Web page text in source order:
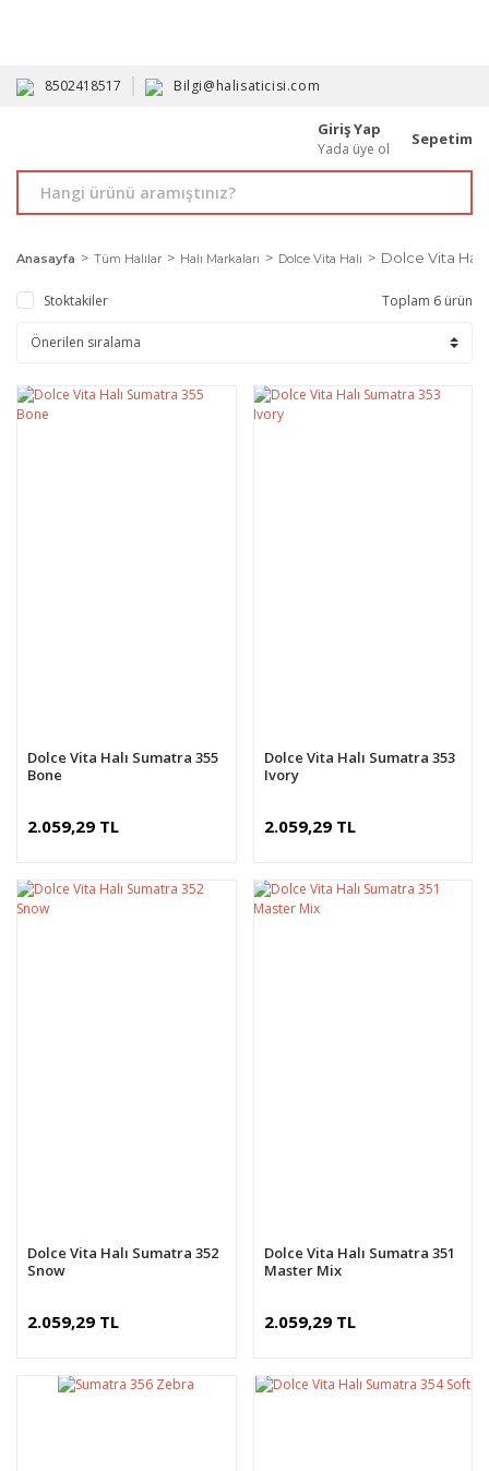
8502418517 Bilgi@halisaticisi.com
Giriş Yap
Yada üye ol
Sepetim
Anasayfa Tüm Halılar Halı Markaları Dolce Vita Halı Dolce Vita
Stoktakiler Toplam 6 ürün
Dolce Vita Halı Sumatra 355
Bone
2.059,29 TL
Dolce Vita Halı Sumatra 353
Ivory
2.059,29 TL
Dolce Vita Halı Sumatra 352
Snow
2.059,29 TL
Dolce Vita Halı Sumatra 351
Master Mix
2.059,29 TL